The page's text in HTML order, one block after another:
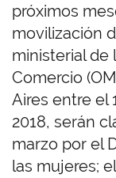
próximos
movilización
ministerial de
Comercio
Aires entre el
2018, serán
marzo por el
las mujeres;